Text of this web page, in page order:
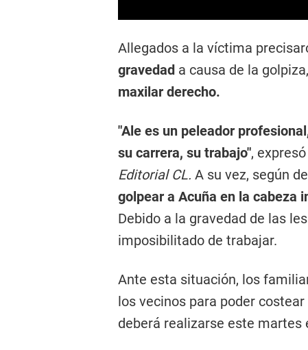
Allegados a la víctima
gravedad a causa de la
maxilar derecho.
"Ale es un peleador
su carrera, su trabajo",
Editorial CL. A su vez, según
golpear a Acuña en la cabeza
Debido a la gravedad de las
imposibilitado de trabajar.
Ante esta situación, los
los vecinos para poder
deberá realizarse este martes